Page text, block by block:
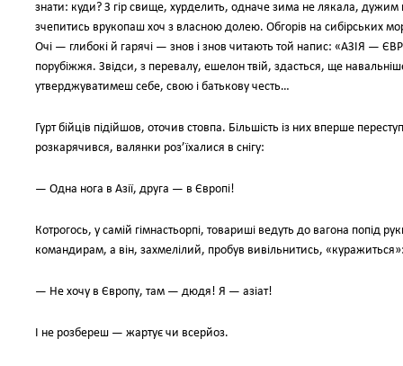
знати: куди? З гір свище, хурделить, одначе зима не лякала, дужим
зчепитись врукопаш хоч з власною долею. Обгорів на сибірських
Очі — глибокі й гарячі — знов і знов читають той напис: «АЗІЯ —
порубіжжя. Звідси, з перевалу, ешелон твій, здасться, ще
утверджуватимеш себе, свою і батькову честь…
Гурт бійців підійшов, оточив стовпа. Більшість із них вперше
розкарячився, валянки роз’їхалися в снігу:
— Одна нога в Азії, друга — в Європі!
Котрогось, у самій гімнастьорпі, товариші ведуть до вагона попід
командирам, а він, захмелілий, пробув вивільнитись,
— Не хочу в Європу, там — дюдя! Я — азіат!
І не розбереш — жартує чи всерйоз.